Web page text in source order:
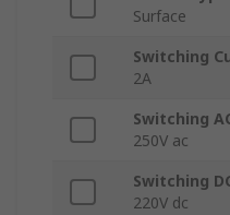
Surface
Switching
2A
Switching
250V ac
Switching
220V dc